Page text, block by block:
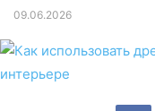
09.06.2026